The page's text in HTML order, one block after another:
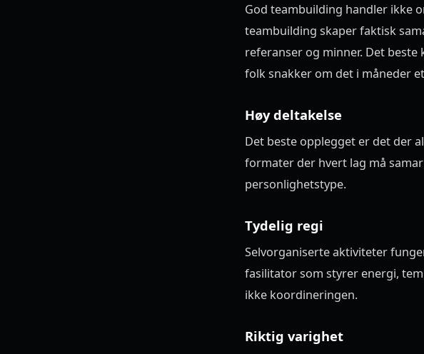
God teambuilding handler ikke
teambuilding skaper faktisk
referanser og minner. Det
folk snakker om det i måneder
Høy deltakelse
Det beste opplegget er det der
formater der hvert lag må
personlighetstype.
Tydelig regi
Selvorganiserte aktiviteter
fasilitator som styrer energi,
ikke koordineringen.
Riktig varighet